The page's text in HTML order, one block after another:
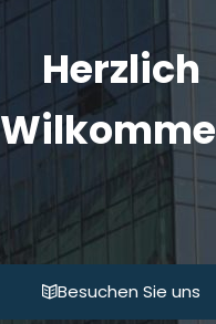
Herzlich
Besuchen Sie uns